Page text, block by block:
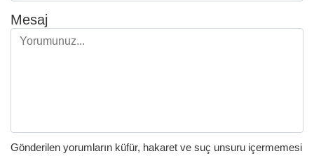
Mesaj
Gönderilen yorumların küfür, hakaret ve suç unsuru içermemesi